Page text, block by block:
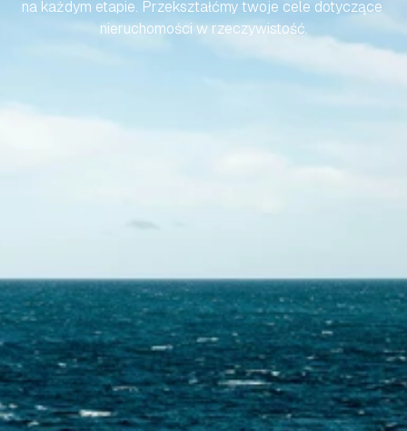
na każdym etapie. Przekształćmy twoje cele dotyczące
nieruchomości w rzeczywistość.
Skontaktuj się z nami